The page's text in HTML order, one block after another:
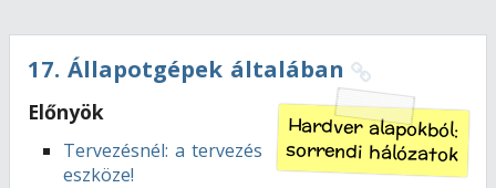
17. Állapotgépek általában
Hardver alapokból:
sorrendi hálózatok
Előnyök
Tervezésnél: a tervezés
eszköze!